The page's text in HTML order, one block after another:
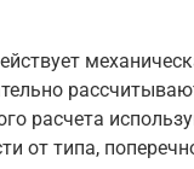
расчета
от типа,